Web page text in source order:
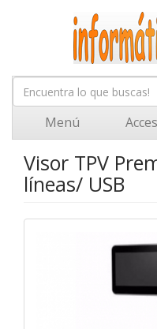
Menú
Visor TPV
líneas/ USB